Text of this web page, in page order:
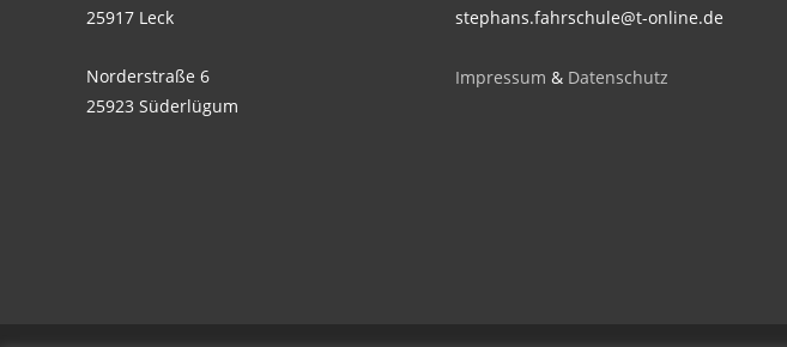
25917 Leck
Norderstraße 6
25923 Süderlügum
stephans.fahrschule@t-online.de
Impressum & Datenschutz